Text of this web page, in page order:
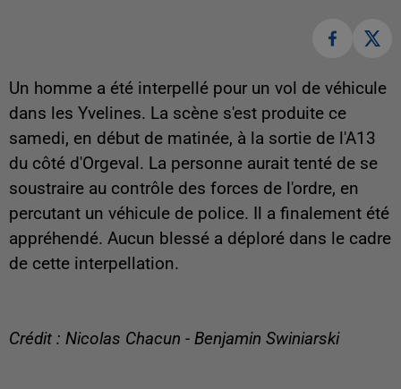
Un homme a été interpellé pour un vol de véhicule
dans les Yvelines. La scène s'est produite ce
samedi, en début de matinée, à la sortie de l'A13
du côté d'Orgeval. La personne aurait tenté de se
soustraire au contrôle des forces de l'ordre, en
percutant un véhicule de police. Il a finalement été
appréhendé. Aucun blessé a déploré dans le cadre
de cette interpellation.
Crédit : Nicolas Chacun - Benjamin Swiniarski